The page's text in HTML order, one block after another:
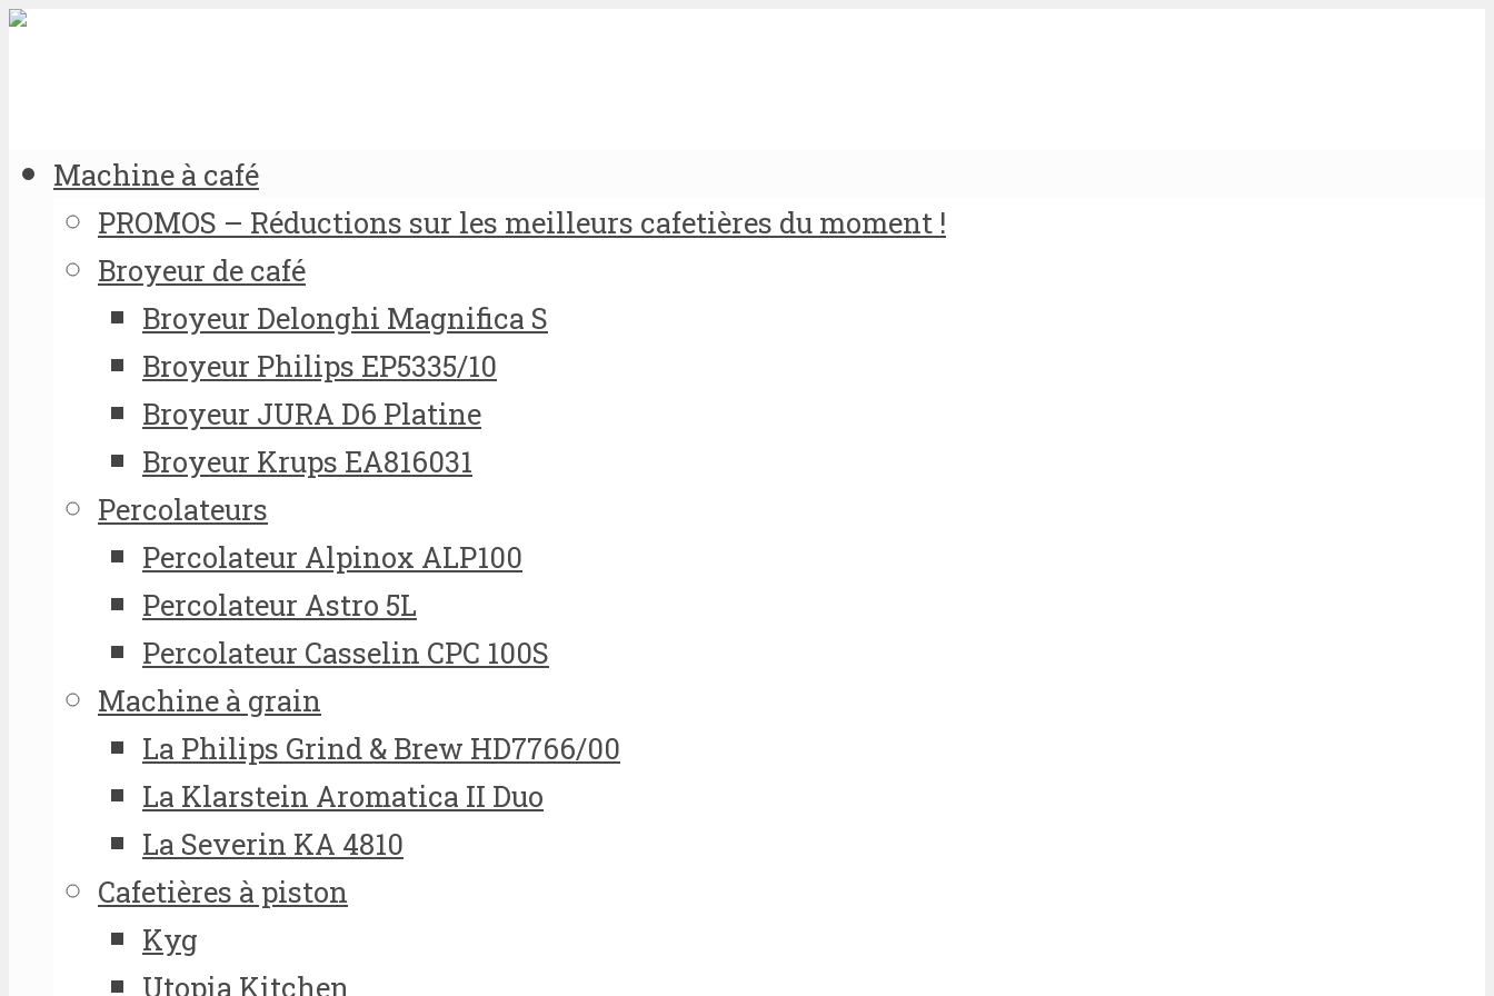
Machine à café
PROMOS – Réductions sur les meilleurs cafetières du moment !
Broyeur de café
Broyeur Delonghi Magnifica S
Broyeur Philips EP5335/10
Broyeur JURA D6 Platine
Broyeur Krups EA816031
Percolateurs
Percolateur Alpinox ALP100
Percolateur Astro 5L
Percolateur Casselin CPC 100S
Machine à grain
La Philips Grind & Brew HD7766/00
La Klarstein Aromatica II Duo
La Severin KA 4810
Cafetières à piston
Kyg
Utopia Kitchen